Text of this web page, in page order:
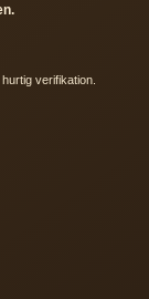
verifikation.